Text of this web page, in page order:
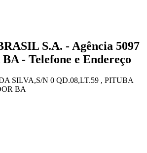
S.A. - Agência 5097
- Telefone e Endereço
SILVA,S/N 0 QD.08,LT.59 , PITUBA
BA